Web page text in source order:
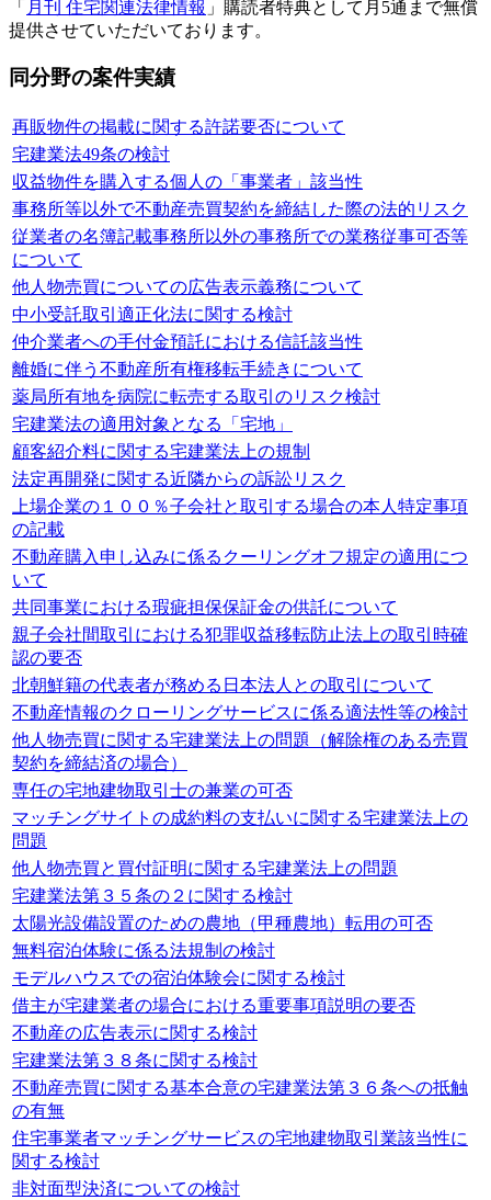
「 月刊 住宅関連法律情報 」購読者特典として月5通まで無償
提供させていただいております。
同分野の案件実績
再販物件の掲載に関する許諾要否について
宅建業法49条の検討
収益物件を購入する個人の「事業者」該当性
事務所等以外で不動産売買契約を締結した際の法的リスク
従業者の名簿記載事務所以外の事務所での業務従事可否等
について
他人物売買についての広告表示義務について
中小受託取引適正化法に関する検討
仲介業者への手付金預託における信託該当性
離婚に伴う不動産所有権移転手続きについて
薬局所有地を病院に転売する取引のリスク検討
宅建業法の適用対象となる「宅地」
顧客紹介料に関する宅建業法上の規制
法定再開発に関する近隣からの訴訟リスク
上場企業の１００％子会社と取引する場合の本人特定事項
の記載
不動産購入申し込みに係るクーリングオフ規定の適用につ
いて
共同事業における瑕疵担保保証金の供託について
親子会社間取引における犯罪収益移転防止法上の取引時確
認の要否
北朝鮮籍の代表者が務める日本法人との取引について
不動産情報のクローリングサービスに係る適法性等の検討
他人物売買に関する宅建業法上の問題（解除権のある売買
契約を締結済の場合）
専任の宅地建物取引士の兼業の可否
マッチングサイトの成約料の支払いに関する宅建業法上の
問題
他人物売買と買付証明に関する宅建業法上の問題
宅建業法第３５条の２に関する検討
太陽光設備設置のための農地（甲種農地）転用の可否
無料宿泊体験に係る法規制の検討
モデルハウスでの宿泊体験会に関する検討
借主が宅建業者の場合における重要事項説明の要否
不動産の広告表示に関する検討
宅建業法第３８条に関する検討
不動産売買に関する基本合意の宅建業法第３６条への抵触
の有無
住宅事業者マッチングサービスの宅地建物取引業該当性に
関する検討
非対面型決済についての検討